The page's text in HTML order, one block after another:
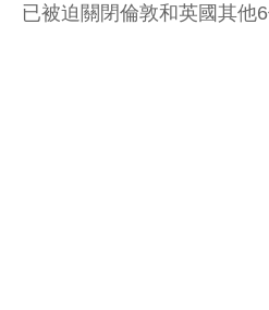
已被迫關閉倫敦和英國其他6